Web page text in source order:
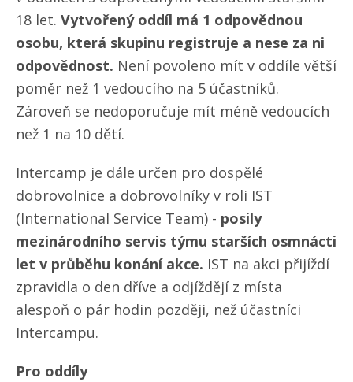
18 let. Vytvořený oddíl má 1 odpovědnou
osobu, která skupinu registruje a nese za ni
odpovědnost. Není povoleno mít v oddíle větší
poměr než 1 vedoucího na 5 účastníků.
Zároveň se nedoporučuje mít méně vedoucích
než 1 na 10 dětí.
Intercamp je dále určen pro dospělé
dobrovolnice a dobrovolníky v roli IST
(International Service Team) - posily
mezinárodního servis týmu starších osmnácti
let v průběhu konání akce. IST na akci přijíždí
zpravidla o den dříve a odjíždějí z místa
alespoň o pár hodin později, než účastníci
Intercampu.
Pro oddíly